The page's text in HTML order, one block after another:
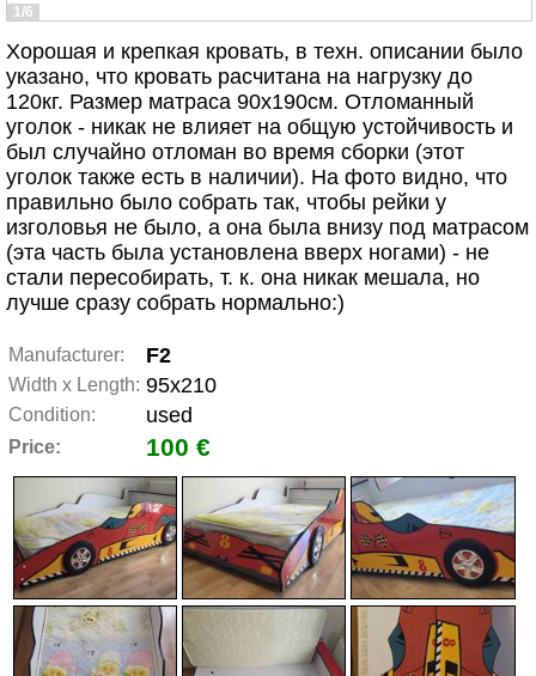
1/6
Хорошая и крепкая кровать, в техн. описании было
указано, что кровать расчитана на нагрузку до
120кг. Размер матраса 90х190см. Отломанный
уголок - никак не влияет на общую устойчивость и
был случайно отломан во время сборки (этот
уголок также есть в наличии). На фото видно, что
правильно было собрать так, чтобы рейки у
изголовья не было, а она была внизу под матрасом
(эта часть была установлена вверх ногами) - не
стали пересобирать, т. к. она никак мешала, но
лучше сразу собрать нормально:)
Manufacturer: F2
Width x Length: 95x210
Condition: used
Price: 100 €